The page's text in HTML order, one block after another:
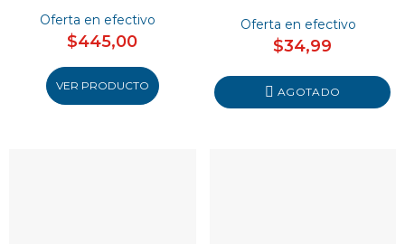
Oferta en efectivo
$445,00
VER PRODUCTO
Oferta en efectivo
$34,99
AGOTADO